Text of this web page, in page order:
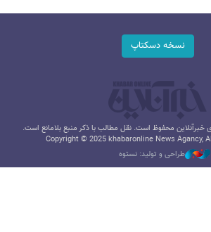
نسخه دسکتاپ
محفوظ است. نقل مطالب با ذکر منبع بلامانع است.
Copyright © 2025 khabaronline News Agancy,
طراحی و تولید: نستوه